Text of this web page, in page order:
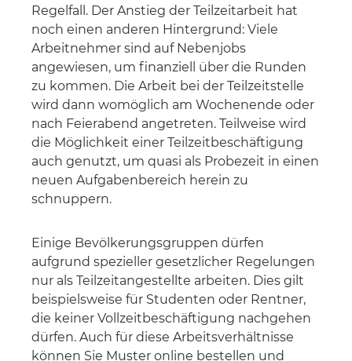
Regelfall. Der Anstieg der Teilzeitarbeit hat
noch einen anderen Hintergrund: Viele
Arbeitnehmer sind auf Nebenjobs
angewiesen, um finanziell über die Runden
zu kommen. Die Arbeit bei der Teilzeitstelle
wird dann womöglich am Wochenende oder
nach Feierabend angetreten. Teilweise wird
die Möglichkeit einer Teilzeitbeschäftigung
auch genutzt, um quasi als Probezeit in einen
neuen Aufgabenbereich herein zu
schnuppern.
Einige Bevölkerungsgruppen dürfen
aufgrund spezieller gesetzlicher Regelungen
nur als Teilzeitangestellte arbeiten. Dies gilt
beispielsweise für Studenten oder Rentner,
die keiner Vollzeitbeschäftigung nachgehen
dürfen. Auch für diese Arbeitsverhältnisse
können Sie Muster online bestellen und